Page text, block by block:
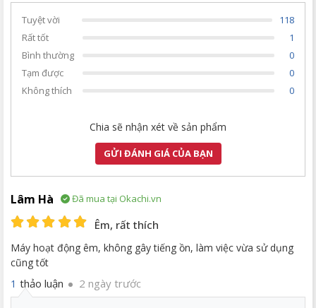
Tuyệt vời
118
Rất tốt
1
Bình thường
0
Tạm được
0
Không thích
0
Chia sẽ nhận xét về sản phẩm
GỬI ĐÁNH GIÁ CỦA BẠN
Lâm Hà Đã mua tại Okachi.vn
Êm, rất thích
Máy hoạt động êm, không gây tiếng ồn, làm việc vừa sử dụng
cũng tốt
1 thảo luận 2 ngày trước